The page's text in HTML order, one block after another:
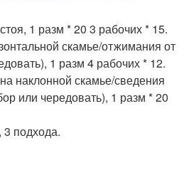
1 разм * 20 3 рабочих * 15.
скамье/отжимания от
1 разм 4 рабочих * 12.
наклонной скамье/сведения
или чередовать), 1 разм * 20
подхода.